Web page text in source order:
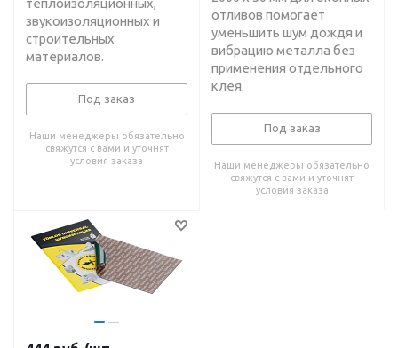
теплоизоляционных,
звукоизоляционных и
строительных
материалов.
Под заказ
Наши менеджеры обязательно
свяжутся с вами и уточнят
условия заказа
отливов помогает
уменьшить шум дождя и
вибрацию металла без
применения отдельного
клея.
Под заказ
Наши менеджеры обязательно
свяжутся с вами и уточнят
условия заказа